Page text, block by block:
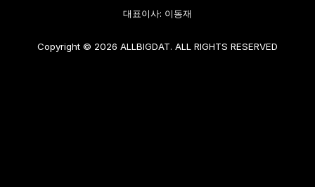
대표이사: 이동재
Copyright © 2026 ALLBIGDAT. ALL RIGHTS RESERVED